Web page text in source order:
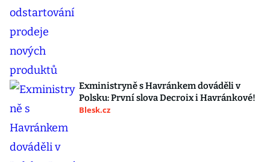
Exministryně s Havránkem dováděli v
Polsku: První slova Decroix i Havránkové!
Blesk.cz